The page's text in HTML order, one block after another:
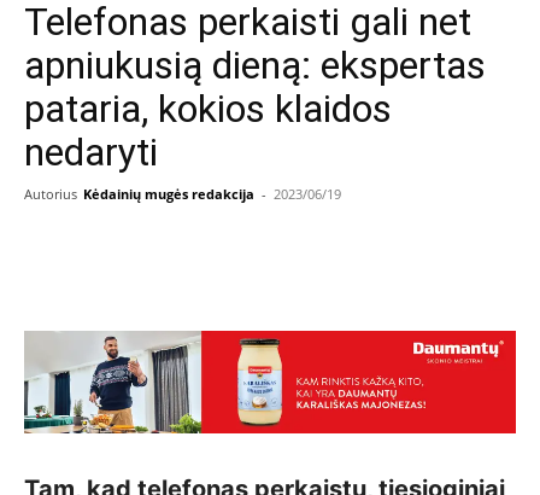
Telefonas perkaisti gali net
apniukusią dieną: ekspertas
pataria, kokios klaidos
nedaryti
Autorius Kėdainių mugės redakcija - 2023/06/19
Tam, kad telefonas perkaistų, tiesioginiai